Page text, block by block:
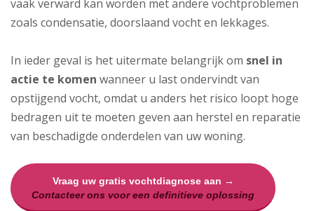
vaak verward kan worden met andere vochtproblemen
zoals condensatie, doorslaand vocht en lekkages.
In ieder geval is het uitermate belangrijk om snel in
actie te komen wanneer u last ondervindt van
opstijgend vocht, omdat u anders het risico loopt hoge
bedragen uit te moeten geven aan herstel en reparatie
van beschadigde onderdelen van uw woning.
Vraag uw gratis vochtdiagnose aan →
Contacteer ons voor een definitieve oplossing